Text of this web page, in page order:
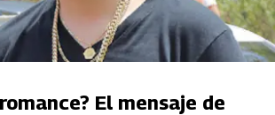
El mensaje de